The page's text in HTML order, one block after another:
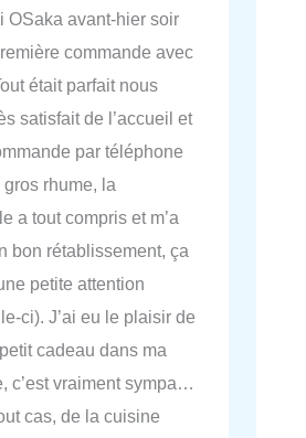
OSaka avant-hier soir
commande avec
était parfait nous
satisfait de l’accueil et
par téléphone
rhume, la
a tout compris et m’a
bon rétablissement, ça
petite attention
ci). J’ai eu le plaisir de
cadeau dans ma
c’est vraiment sympa…
cas, de la cuisine